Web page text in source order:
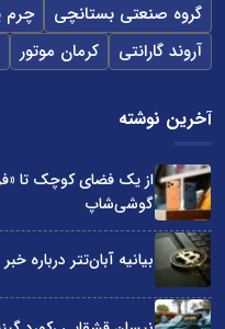
گروه صنعتی بستانچی
آروند گارانتی
کرمان موتور
آخرین نوشته
گوشی‌شاپ
بیانیه آبان‌تتر درباره